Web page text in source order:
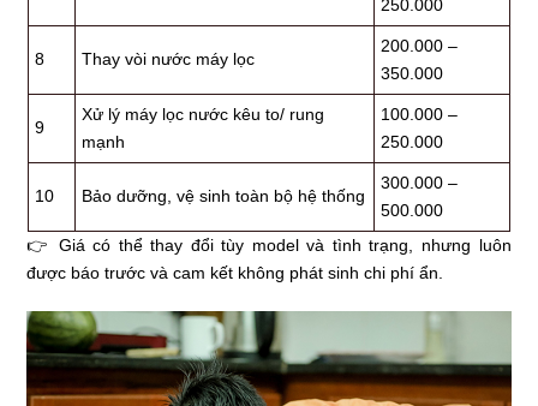
250.000
8 Thay vòi nước máy lọc
200.000 –
350.000
9
Xử lý máy lọc nước kêu to/ rung
mạnh
100.000 –
250.000
10 Bảo dưỡng, vệ sinh toàn bộ hệ thống
300.000 –
500.000
👉 Giá có thể thay đổi tùy model và tình trạng, nhưng luôn
được báo trước và cam kết không phát sinh chi phí ẩn.